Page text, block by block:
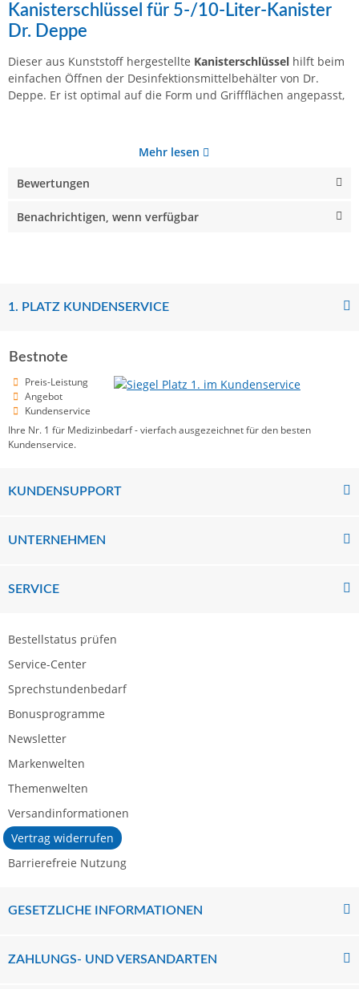
Kanisterschlüssel für 5-/10-Liter-Kanister
Dr. Deppe
Dieser aus Kunststoff hergestellte Kanisterschlüssel hilft beim
einfachen Öffnen der Desinfektionsmittelbehälter von Dr.
Deppe. Er ist optimal auf die Form und Griffflächen angepasst,
Mehr lesen
Bewertungen
Benachrichtigen, wenn verfügbar
1. PLATZ KUNDENSERVICE
Bestnote
Preis-Leistung
Angebot
Kundenservice
Ihre Nr. 1 für Medizinbedarf - vierfach ausgezeichnet für den besten
Kundenservice.
KUNDENSUPPORT
UNTERNEHMEN
SERVICE
Bestellstatus prüfen
Service-Center
Sprechstundenbedarf
Bonusprogramme
Newsletter
Markenwelten
Themenwelten
Versandinformationen
Vertrag widerrufen
Barrierefreie Nutzung
GESETZLICHE INFORMATIONEN
ZAHLUNGS- UND VERSANDARTEN